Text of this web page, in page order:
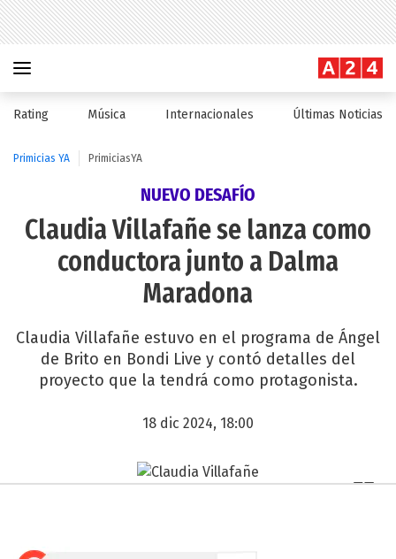
Rating Música Internacionales Últimas Noticias
Primicias YA PrimiciasYA
NUEVO DESAFÍO
Claudia Villafañe se lanza como
conductora junto a Dalma
Maradona
Claudia Villafañe estuvo en el programa de Ángel
de Brito en Bondi Live y contó detalles del
proyecto que la tendrá como protagonista.
18 dic 2024, 18:00